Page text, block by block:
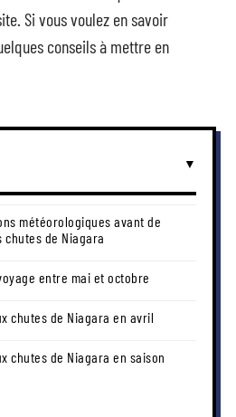
Si vous voulez en savoir
conseils à mettre en
météorologiques avant de
de Niagara
entre mai et octobre
chutes de Niagara en avril
chutes de Niagara en saison